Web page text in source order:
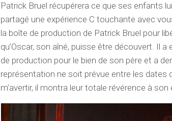
Patrick Bruel récupérera ce que ses enfants
partagé une expérience C touchante avec
la boîte de production de Patrick Bruel pour
qu’Oscar, son aîné, puisse être découvert. Il
de production pour le bien de son père et a
représentation ne soit prévue entre les dates
m’avertir, il montra leur totale révérence à son